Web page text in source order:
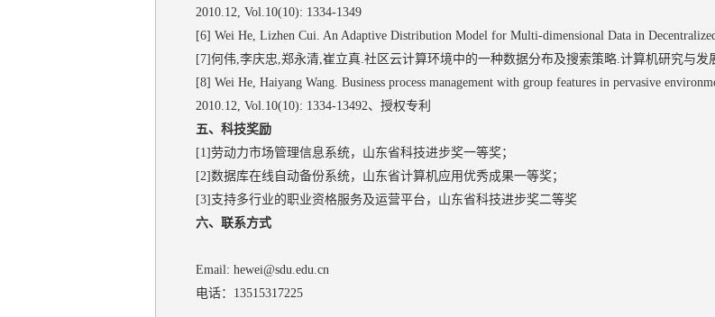
2010.12, Vol.10(10): 1334‐1349
[6] Wei He, Lizhen Cui. An Adaptive Distribution Model for Multi-dimensional Data in
[7]何伟,李庆忠,郑永清,崔立真.社区云计算环境中的一种数据分布及搜索策略.计算机研究与发
[8] Wei He, Haiyang Wang. Business process management with group features in pervasive
2010.12, Vol.10(10): 1334-13492、授权专利
五、科技奖励
[1]劳动力市场管理信息系统，山东省科技进步奖一等奖；
[2]数据库在线自动备份系统，山东省计算机应用优秀成果一等奖；
[3]支持多行业的职业资格服务及运营平台，山东省科技进步奖二等奖
六、联系方式
Email: hewei@sdu.edu.cn
电话：13515317225